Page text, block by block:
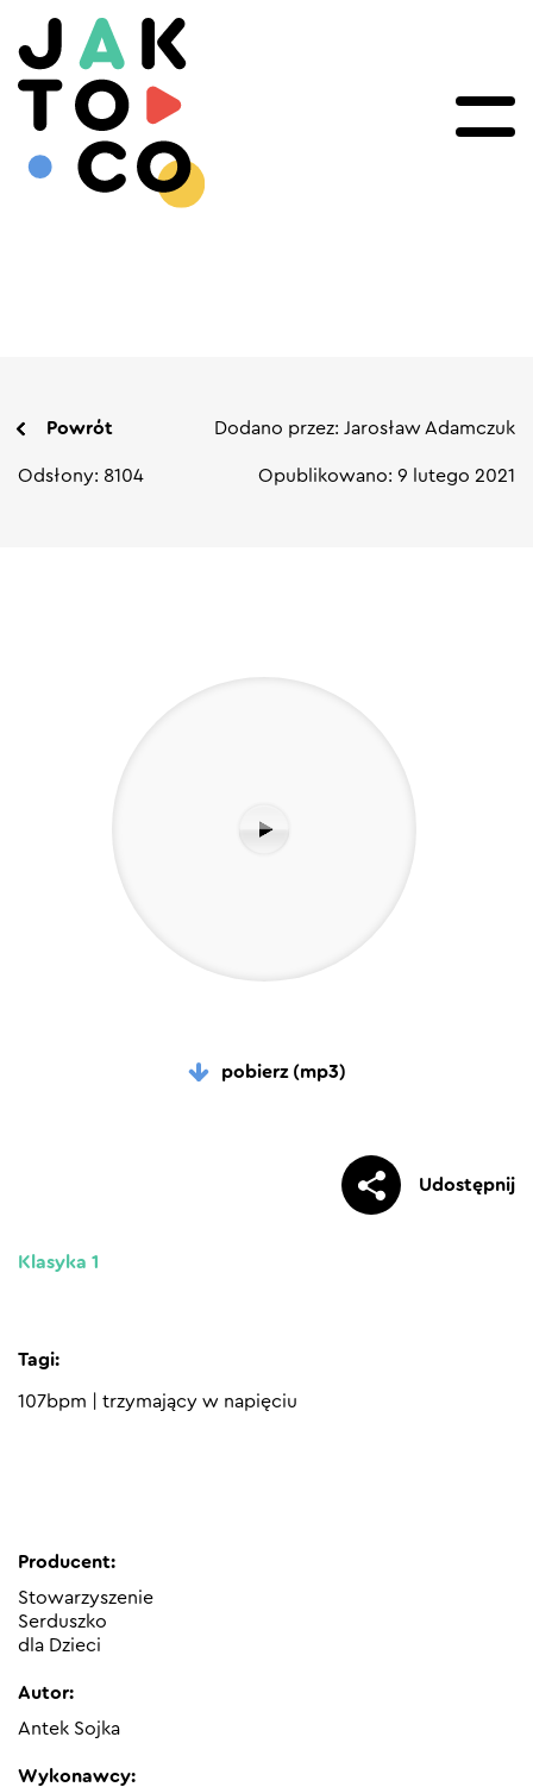
Powrót Dodano przez: Jarosław Adamczuk
Odsłony: 8104 Opublikowano: 9 lutego 2021
pobierz (mp3)
Udostępnij
Klasyka 1
Tagi:
107bpm trzymający w napięciu
Producent:
Stowarzyszenie
Serduszko
dla Dzieci
Autor:
Antek Sojka
Wykonawcy: